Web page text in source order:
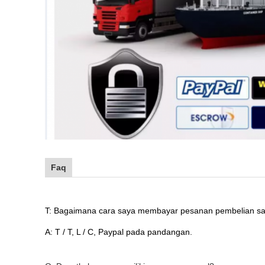
Faq
T: Bagaimana cara saya membayar pesanan pembelian
A: T / T, L / C, Paypal pada pandangan.